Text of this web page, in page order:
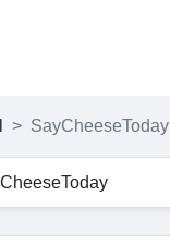
SayCheeseToday